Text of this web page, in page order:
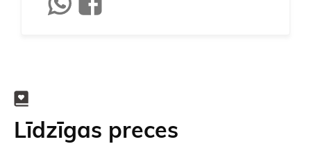
Līdzīgas preces